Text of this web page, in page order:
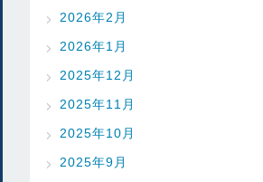
2026年2月
2026年1月
2025年12月
2025年11月
2025年10月
2025年9月